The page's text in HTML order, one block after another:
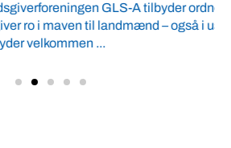
GLS-A tilbyder ordnede forhold,
til landmænd – også i usikre tider.
...